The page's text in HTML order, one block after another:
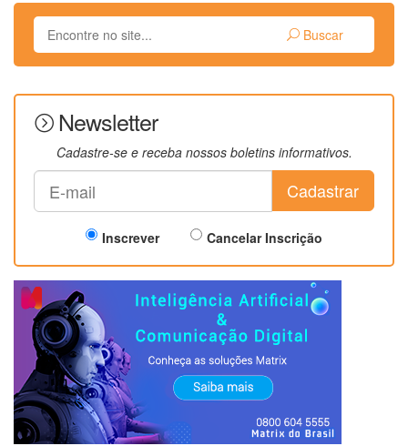
Buscar
Newsletter
Cadastre-se e receba nossos boletins informativos.
Cadastrar
Inscrever Cancelar Inscrição